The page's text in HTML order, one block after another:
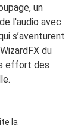
un
l'audio avec
s’aventurent
du
effort des
la